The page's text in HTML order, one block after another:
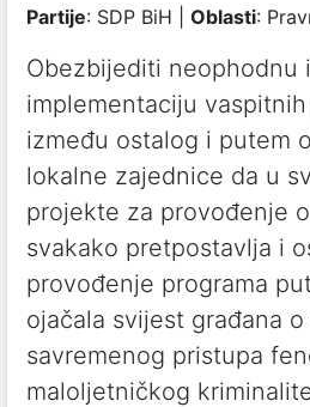
Partije: SDP BiH | Oblasti:
Obezbijediti neophodnu
implementaciju
između ostalog i putem
lokalne zajednice da u
projekte za provođenje
svakako pretpostavlja i
provođenje programa
ojačala svijest građana
savremenog pristupa
maloljetničkog